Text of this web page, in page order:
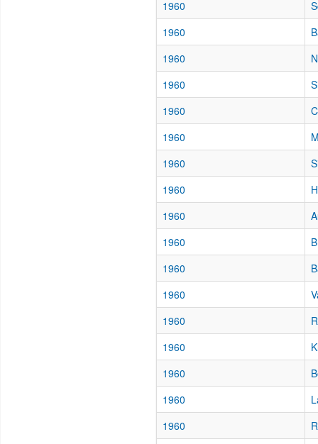
1960
1960
1960
1960
1960
1960
1960
1960
1960
1960
1960
1960
1960
1960
1960
1960
1960